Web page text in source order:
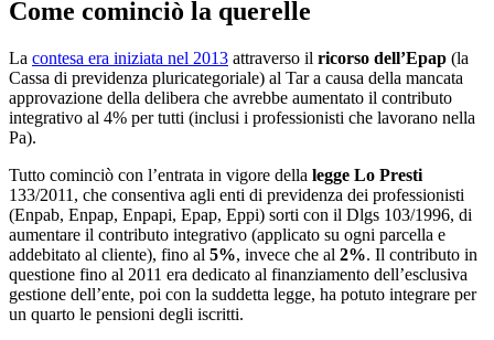
Come cominciò la querelle
La contesa era iniziata nel 2013 attraverso il ricorso dell’Epap (la
Cassa di previdenza pluricategoriale) al Tar a causa della mancata
approvazione della delibera che avrebbe aumentato il contributo
integrativo al 4% per tutti (inclusi i professionisti che lavorano nella
Pa).
Tutto cominciò con l’entrata in vigore della legge Lo Presti
133/2011, che consentiva agli enti di previdenza dei professionisti
(Enpab, Enpap, Enpapi, Epap, Eppi) sorti con il Dlgs 103/1996, di
aumentare il contributo integrativo (applicato su ogni parcella e
addebitato al cliente), fino al 5%, invece che al 2%. Il contributo in
questione fino al 2011 era dedicato al finanziamento dell’esclusiva
gestione dell’ente, poi con la suddetta legge, ha potuto integrare per
un quarto le pensioni degli iscritti.